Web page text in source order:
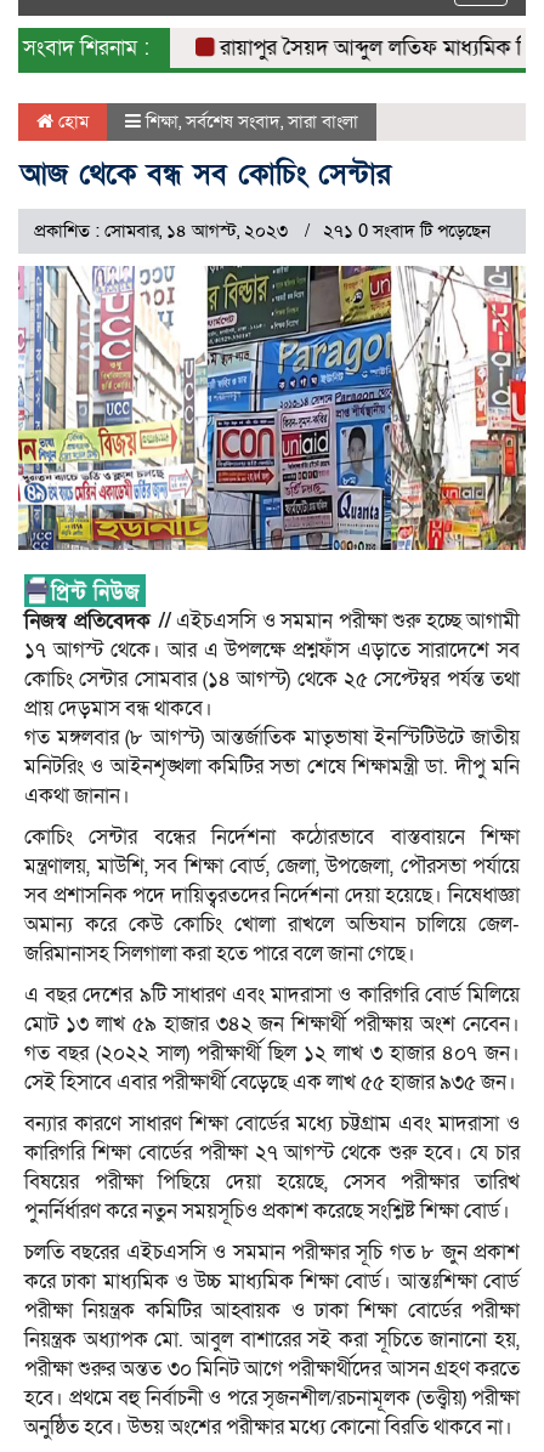
সংবাদ শিরনাম :
রায়াপুর সৈয়দ আব্দুল লতিফ মাধ্যমিক
হোম শিক্ষা,সর্বশেষ সংবাদ,সারা বাংলা
আজ থেকে বন্ধ সব কোচিং সেন্টার
প্রকাশিত : সোমবার, ১৪ আগস্ট, ২০২৩ ২৭১ 0 সংবাদ টি পড়েছেন
নিজস্ব প্রতিবেদক //এইচএসসি ও সমমান পরীক্ষা শুরু হচ্ছে আগামী
১৭ আগস্ট থেকে। আর এ উপলক্ষে প্রশ্নফাঁস এড়াতে সারাদেশে সব
কোচিং সেন্টার সোমবার (১৪ আগস্ট) থেকে ২৫ সেপ্টেম্বর পর্যন্ত তথা
প্রায় দেড়মাস বন্ধ থাকবে।
গত মঙ্গলবার (৮ আগস্ট) আন্তর্জাতিক মাতৃভাষা ইনস্টিটিউটে জাতীয়
মনিটরিং ও আইনশৃঙ্খলা কমিটির সভা শেষে শিক্ষামন্ত্রী ডা. দীপু মনি
একথা জানান।
কোচিং সেন্টার বন্ধের নির্দেশনা কঠোরভাবে বাস্তবায়নে শিক্ষা
মন্ত্রণালয়, মাউশি, সব শিক্ষা বোর্ড, জেলা, উপজেলা, পৌরসভা পর্যায়ে
সব প্রশাসনিক পদে দায়িত্বরতদের নির্দেশনা দেয়া হয়েছে। নিষেধাজ্ঞা
অমান্য করে কেউ কোচিং খোলা রাখলে অভিযান চালিয়ে জেল-
জরিমানাসহ সিলগালা করা হতে পারে বলে জানা গেছে।
এ বছর দেশের ৯টি সাধারণ এবং মাদরাসা ও কারিগরি বোর্ড মিলিয়ে
মোট ১৩ লাখ ৫৯ হাজার ৩৪২ জন শিক্ষার্থী পরীক্ষায় অংশ নেবেন।
গত বছর (২০২২ সাল) পরীক্ষার্থী ছিল ১২ লাখ ৩ হাজার ৪০৭ জন।
সেই হিসাবে এবার পরীক্ষার্থী বেড়েছে এক লাখ ৫৫ হাজার ৯৩৫ জন।
বন্যার কারণে সাধারণ শিক্ষা বোর্ডের মধ্যে চট্টগ্রাম এবং মাদরাসা ও
কারিগরি শিক্ষা বোর্ডের পরীক্ষা ২৭ আগস্ট থেকে শুরু হবে। যে চার
বিষয়ের পরীক্ষা পিছিয়ে দেয়া হয়েছে, সেসব পরীক্ষার তারিখ
পুনর্নির্ধারণ করে নতুন সময়সূচিও প্রকাশ করেছে সংশ্লিষ্ট শিক্ষা বোর্ড।
চলতি বছরের এইচএসসি ও সমমান পরীক্ষার সূচি গত ৮ জুন প্রকাশ
করে ঢাকা মাধ্যমিক ও উচ্চ মাধ্যমিক শিক্ষা বোর্ড। আন্তঃশিক্ষা বোর্ড
পরীক্ষা নিয়ন্ত্রক কমিটির আহ্বায়ক ও ঢাকা শিক্ষা বোর্ডের পরীক্ষা
নিয়ন্ত্রক অধ্যাপক মো. আবুল বাশারের সই করা সূচিতে জানানো হয়,
পরীক্ষা শুরুর অন্তত ৩০ মিনিট আগে পরীক্ষার্থীদের আসন গ্রহণ করতে
হবে। প্রথমে বহু নির্বাচনী ও পরে সৃজনশীল/রচনামূলক (তত্ত্বীয়) পরীক্ষা
অনুষ্ঠিত হবে। উভয় অংশের পরীক্ষার মধ্যে কোনো বিরতি থাকবে না।